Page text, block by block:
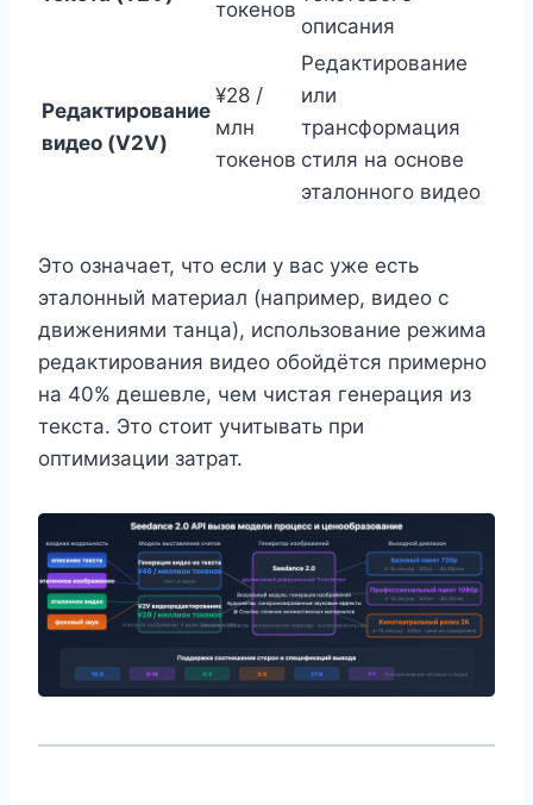
токенов
описания
Редактирование
видео (V2V)
¥28 /
млн
токенов
Редактирование
или
трансформация
стиля на основе
эталонного видео
Это означает, что если у вас уже есть
эталонный материал (например, видео с
движениями танца), использование режима
редактирования видео обойдётся примерно
на 40% дешевле, чем чистая генерация из
текста. Это стоит учитывать при
оптимизации затрат.